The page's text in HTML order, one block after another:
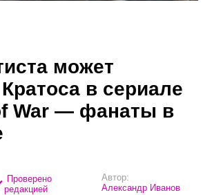
может
в сериале
War — фанаты в
Проверено
редакцией
Автор:
Александр Иванов